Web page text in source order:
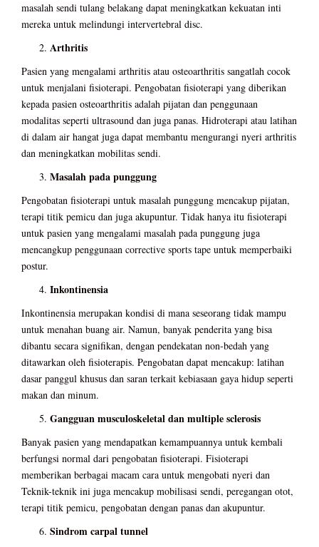
masalah sendi tulang belakang dapat meningkatkan kekuatan inti
mereka untuk melindungi intervertebral disc.
Arthritis
Pasien yang mengalami arthritis atau osteoarthritis sangatlah cocok
untuk menjalani fisioterapi. Pengobatan fisioterapi yang diberikan
kepada pasien osteoarthritis adalah pijatan dan penggunaan
modalitas seperti ultrasound dan juga panas. Hidroterapi atau latihan
di dalam air hangat juga dapat membantu mengurangi nyeri arthritis
dan meningkatkan mobilitas sendi.
Masalah pada punggung
Pengobatan fisioterapi untuk masalah punggung mencakup pijatan,
terapi titik pemicu dan juga akupuntur. Tidak hanya itu fisioterapi
untuk pasien yang mengalami masalah pada punggung juga
mencangkup penggunaan corrective sports tape untuk memperbaiki
postur.
Inkontinensia
Inkontinensia merupakan kondisi di mana seseorang tidak mampu
untuk menahan buang air. Namun, banyak penderita yang bisa
dibantu secara signifikan, dengan pendekatan non-bedah yang
ditawarkan oleh fisioterapis. Pengobatan dapat mencakup: latihan
dasar panggul khusus dan saran terkait kebiasaan gaya hidup seperti
makan dan minum.
Gangguan musculoskeletal dan multiple sclerosis
Banyak pasien yang mendapatkan kemampuannya untuk kembali
berfungsi normal dari pengobatan fisioterapi. Fisioterapi
memberikan berbagai macam cara untuk mengobati nyeri dan
Teknik-teknik ini juga mencakup mobilisasi sendi, peregangan otot,
terapi titik pemicu, pengobatan dengan panas dan akupuntur.
Sindrom carpal tunnel